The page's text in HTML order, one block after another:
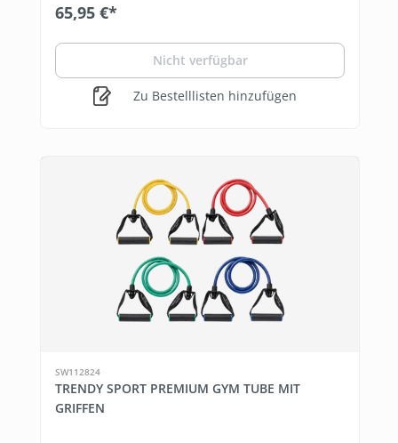
65,95 €*
Nicht verfügbar
Zu Bestelllisten hinzufügen
SW112824
TRENDY SPORT PREMIUM GYM TUBE MIT
GRIFFEN